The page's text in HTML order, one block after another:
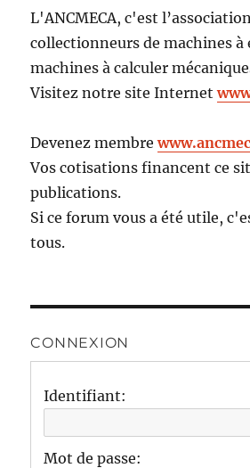
L'ANCMECA, c'est
collectionneurs de machines à
machines à calculer
Visitez notre site Internet
Devenez membre
Vos cotisations financent ce
publications.
Si ce forum vous a été utile,
tous.
CONNEXION
Identifiant:
Mot de passe: